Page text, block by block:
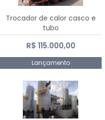
Trocador de calor casco e
tubo
R$ 115.000,00
Lançamento